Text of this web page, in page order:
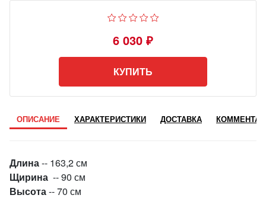
6 030 ₽
КУПИТЬ
ОПИСАНИЕ ХАРАКТЕРИСТИКИ ДОСТАВКА
Длина-- 163,2 см
Щирина -- 90 см
Высота-- 70 см